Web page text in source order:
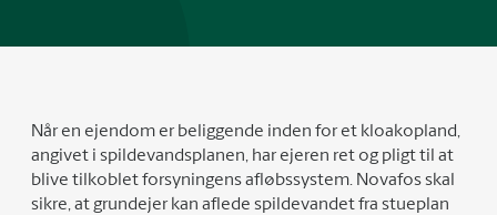
Når en ejendom er beliggende inden for et kloakopland,
angivet i spildevandsplanen, har ejeren ret og pligt til at
blive tilkoblet forsyningens afløbssystem. Novafos skal
sikre, at grundejer kan aflede spildevandet fra stueplan